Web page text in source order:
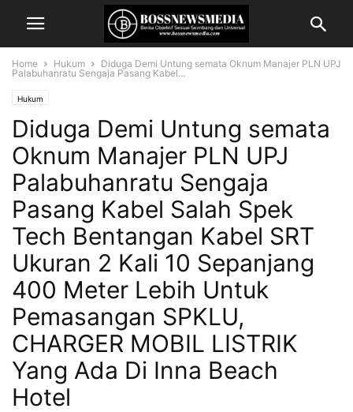
Home Hukum
Diduga Demi Untung semata Oknum Manajer PLN UPJ
Palabuhanratu Sengaja Pasang Kabel...
Hukum
Diduga Demi Untung semata
Oknum Manajer PLN UPJ
Palabuhanratu Sengaja
Pasang Kabel Salah Spek
Tech Bentangan Kabel SRT
Ukuran 2 Kali 10 Sepanjang
400 Meter Lebih Untuk
Pemasangan SPKLU,
CHARGER MOBIL LISTRIK
Yang Ada Di Inna Beach
Hotel